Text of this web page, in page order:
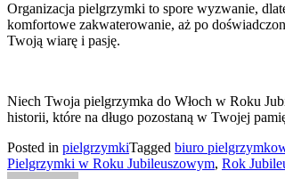
Organizacja pielgrzymki to spore wyzwanie,
komfortowe zakwaterowanie, aż po
Twoją wiarę i pasję.
Niech Twoja pielgrzymka do Włoch w Roku
historii, które na długo pozostaną w Twojej
Posted in pielgrzymkiTagged biuro
Pielgrzymki w Roku Jubileuszowym, Rok